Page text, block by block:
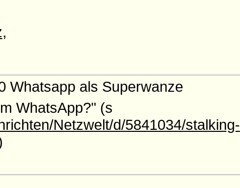
,
Whatsapp als Superwanze
WhatsApp?" (s
Netzwelt/d/5841034/stalking-